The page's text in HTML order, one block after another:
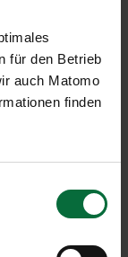
für den Betrieb
auch Matomo
finden
Juni
%
06/